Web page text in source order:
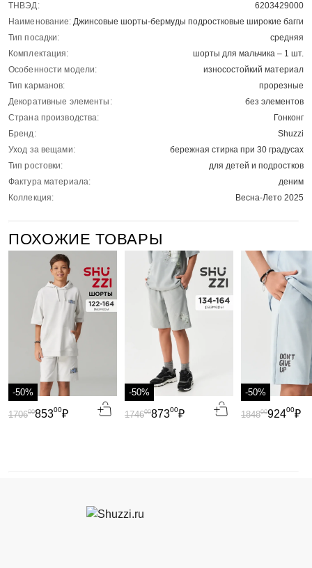
ТНВЭД:
6203429000
Наименование: Джинсовые шорты-бермуды подростковые широкие багги
Тип посадки:
средняя
Комплектация:
шорты для мальчика – 1 шт.
Особенности модели:
износостойкий материал
Тип карманов:
прорезные
Декоративные элементы:
без элементов
Страна производства:
Гонконг
Бренд:
Shuzzi
Уход за вещами:
бережная стирка при 30 градусах
Тип ростовки:
для детей и подростков
Фактура материала:
деним
Коллекция:
Весна-Лето 2025
ПОХОЖИЕ ТОВАРЫ
-50%
85300₽
170600
-50%
87300₽
174600
-50%
92400₽
184800